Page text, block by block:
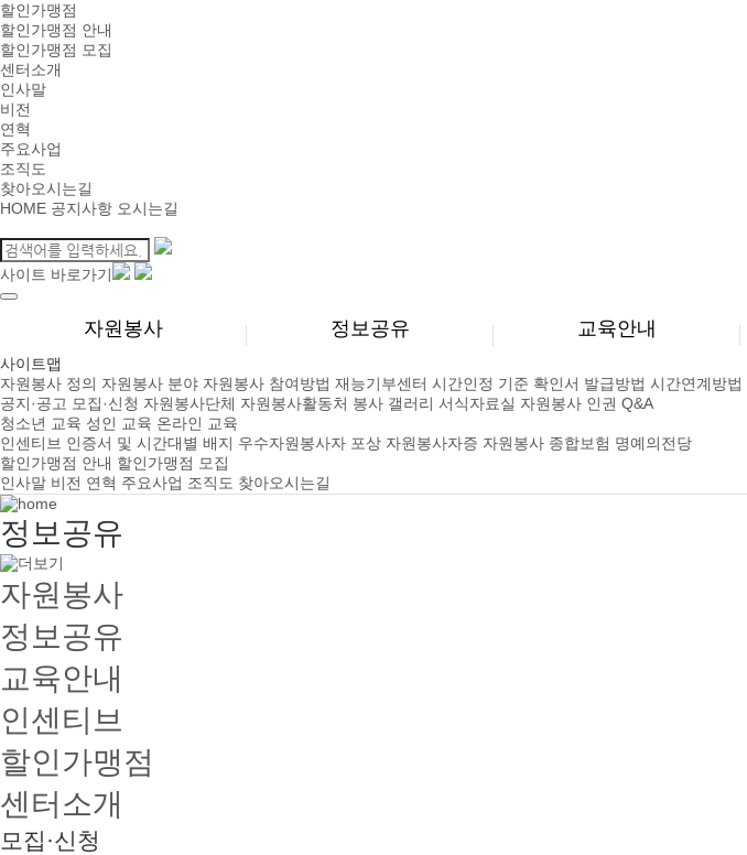
할인가맹점
할인가맹점 안내
할인가맹점 모집
센터소개
인사말
비전
연혁
주요사업
조직도
찾아오시는길
HOME 공지사항 오시는길
사이트 바로가기
자원봉사 정보공유 교육안내
사이트맵
자원봉사 정의 자원봉사 분야 자원봉사 참여방법 재능기부센터 시간인정 기준 확인서 발급방법 시간연계방법
공지·공고 모집·신청 자원봉사단체 자원봉사활동처 봉사 갤러리 서식자료실 자원봉사 인권 Q&A
청소년 교육 성인 교육 온라인 교육
인센티브 인증서 및 시간대별 배지 우수자원봉사자 포상 자원봉사자증 자원봉사 종합보험 명예의전당
할인가맹점 안내 할인가맹점 모집
인사말 비전 연혁 주요사업 조직도 찾아오시는길
정보공유
자원봉사
정보공유
교육안내
인센티브
할인가맹점
센터소개
모집·신청